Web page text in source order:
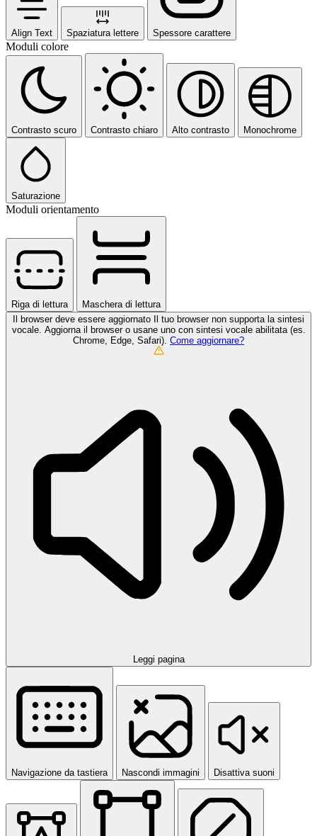
Align Text Spaziatura lettere Spessore carattere
Moduli colore
Contrasto scuro Contrasto chiaro Alto contrasto Monochrome
Saturazione
Moduli orientamento
Riga di lettura
Maschera di lettura
Il browser deve essere aggiornato
Il tuo browser non supporta la sintesi
vocale. Aggiorna il browser o usane uno con sintesi vocale abilitata (es.
Chrome, Edge, Safari). Come aggiornare?
Leggi pagina
Navigazione da tastiera Nascondi immagini Disattiva suoni